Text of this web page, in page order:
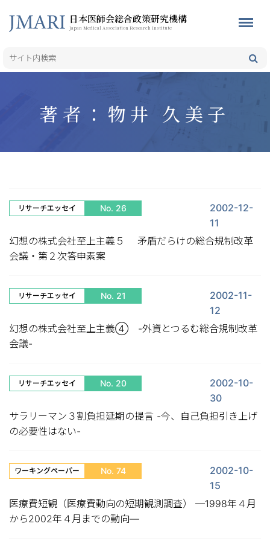
日本医師会総合政策研究機構
Japan Medical Association Research Institute
著者：物井 久美子
リサーチエッセイ No. 26
2002-12-
11
幻想の株式会社至上主義５ 矛盾だらけの総合規制改革
会議・第２次答申素案
リサーチエッセイ No. 21
2002-11-
12
幻想の株式会社至上主義④ -外資とつるむ総合規制改革
会議-
リサーチエッセイ No. 20
2002-10-
30
サラリーマン３割負担延期の提言 -今、自己負担引き上げ
の必要性はない-
ワーキングペーパー No. 74
2002-10-
15
医療費短観（医療費動向の短期観測調査） —1998年４月
から2002年４月までの動向—